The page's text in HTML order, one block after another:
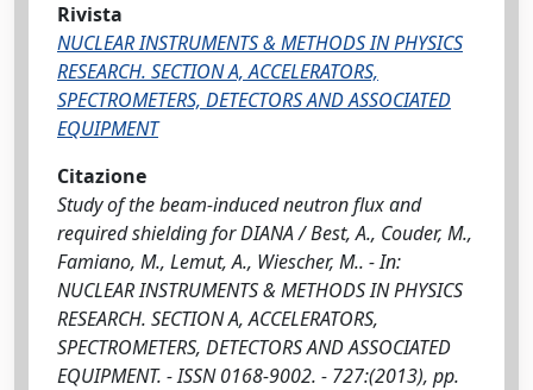
Rivista
NUCLEAR INSTRUMENTS & METHODS IN PHYSICS
RESEARCH. SECTION A, ACCELERATORS,
SPECTROMETERS, DETECTORS AND ASSOCIATED
EQUIPMENT
Citazione
Study of the beam-induced neutron flux and
required shielding for DIANA / Best, A., Couder, M.,
Famiano, M., Lemut, A., Wiescher, M.. - In:
NUCLEAR INSTRUMENTS & METHODS IN PHYSICS
RESEARCH. SECTION A, ACCELERATORS,
SPECTROMETERS, DETECTORS AND ASSOCIATED
EQUIPMENT. - ISSN 0168-9002. - 727:(2013), pp.